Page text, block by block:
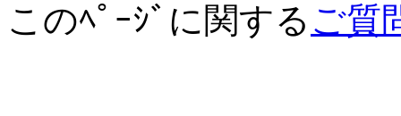
このﾍﾟｰｼﾞに関する ご質